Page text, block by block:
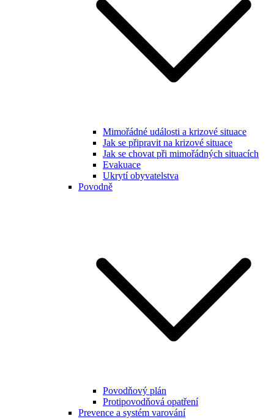
Mimořádné události a krizové situace
Jak se připravit na krizové situace
Jak se chovat při mimořádných situacích
Evakuace
Ukrytí obyvatelstva
Povodně
Povodňový plán
Protipovodňová opatření
Prevence a systém varování